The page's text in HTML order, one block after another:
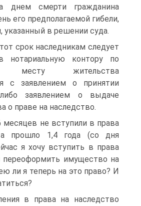
днем смерти гражданина
его предполагаемой гибели,
указанный в решении суда.
срок наследникам следует
нотариальную контору по
месту жительства
с заявлением о принятии
заявлением о выдаче
о праве на наследство.
месяцев не вступили в права
а прошло 1,4 года (со дня
я хочу вступить в права
переоформить имущество на
ли я теперь на это право? И
в права на наследство